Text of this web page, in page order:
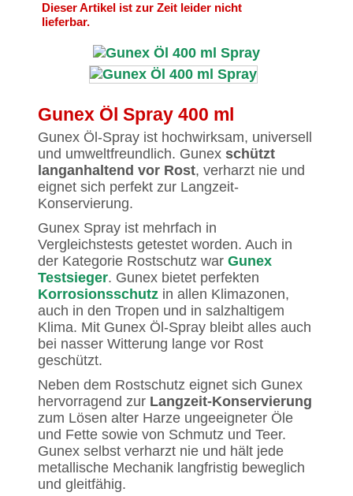
Dieser Artikel ist zur Zeit leider nicht
lieferbar.
Gunex Öl Spray 400 ml
Gunex Öl-Spray ist hochwirksam, universell
und umweltfreundlich. Gunex schützt
langanhaltend vor Rost, verharzt nie und
eignet sich perfekt zur Langzeit-
Konservierung.
Gunex Spray ist mehrfach in
Vergleichstests getestet worden. Auch in
der Kategorie Rostschutz war Gunex
Testsieger. Gunex bietet perfekten
Korrosionsschutz in allen Klimazonen,
auch in den Tropen und in salzhaltigem
Klima. Mit Gunex Öl-Spray bleibt alles auch
bei nasser Witterung lange vor Rost
geschützt.
Neben dem Rostschutz eignet sich Gunex
hervorragend zur Langzeit-Konservierung
zum Lösen alter Harze ungeeigneter Öle
und Fette sowie von Schmutz und Teer.
Gunex selbst verharzt nie und hält jede
metallische Mechanik langfristig beweglich
und gleitfähig.